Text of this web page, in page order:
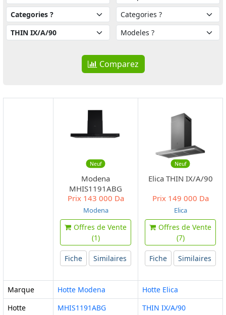
Comparez
Neuf
Modena
MHIS1191ABG
Prix143 000 Da
Modena
Offres de Vente
(1)
Fiche Similaires
Neuf
Elica THIN IX/A/90
Prix149 000 Da
Elica
Offres de Vente
(7)
Fiche Similaires
Marque Hotte Modena
Hotte Elica
Hotte
MHIS1191ABG THIN IX/A/90